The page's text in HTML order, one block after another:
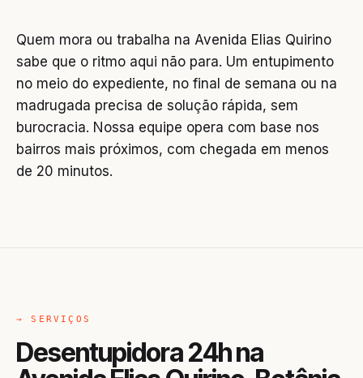
Quem mora ou trabalha na Avenida Elias Quirino
sabe que o ritmo aqui não para. Um entupimento
no meio do expediente, no final de semana ou na
madrugada precisa de solução rápida, sem
burocracia. Nossa equipe opera com base nos
bairros mais próximos, com chegada em menos
de 20 minutos.
→ SERVIÇOS
Desentupidora 24h na